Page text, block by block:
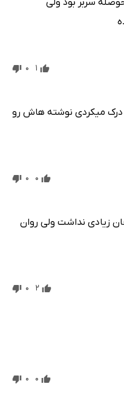
1
0
میکردی نوشته هاش رو
0
0
زیادی نداشت ولی روان
2
0
0
0